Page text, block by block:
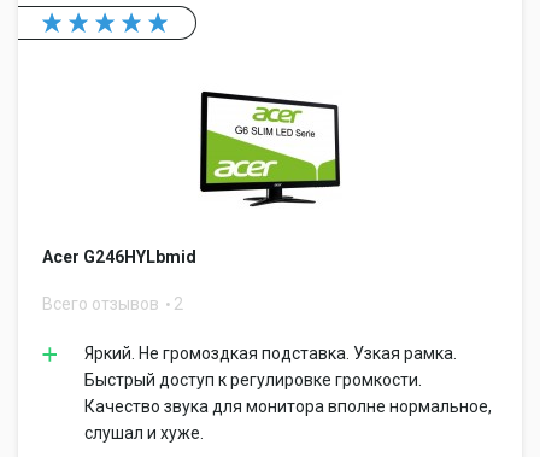
Acer G246HYLbmid
Всего отзывов 2
Яркий. Не громоздкая подставка. Узкая рамка.
Быстрый доступ к регулировке громкости.
Качество звука для монитора вполне нормальное,
слушал и хуже.